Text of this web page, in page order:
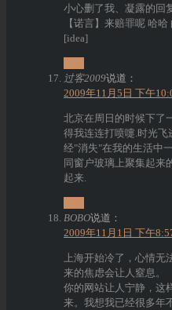
小心删了我、凝露的回
【诺言】来赔罪呢 哈
[idea]
过客2009说道：
2009年11月5日 下午
北京在周日的时候下了
得我连连打喷嚏.时光飞
经"消失"在我的生活中
同窗户玻璃上聚集起来
起来.
BOBO说道：
2009年11月1日 下午
上海开始冷了，心情无
来的焦虑会让人窒息。
你的网站让人宁静，这
来。我想我已经很多年